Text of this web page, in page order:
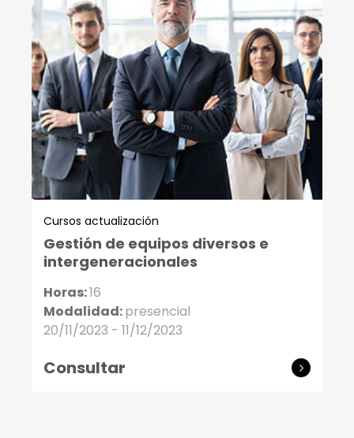
Cursos actualización
Gestión de equipos diversos e
intergeneracionales
Horas:16
Modalidad:presencial
20/11/2023 - 11/12/2023
Consultar